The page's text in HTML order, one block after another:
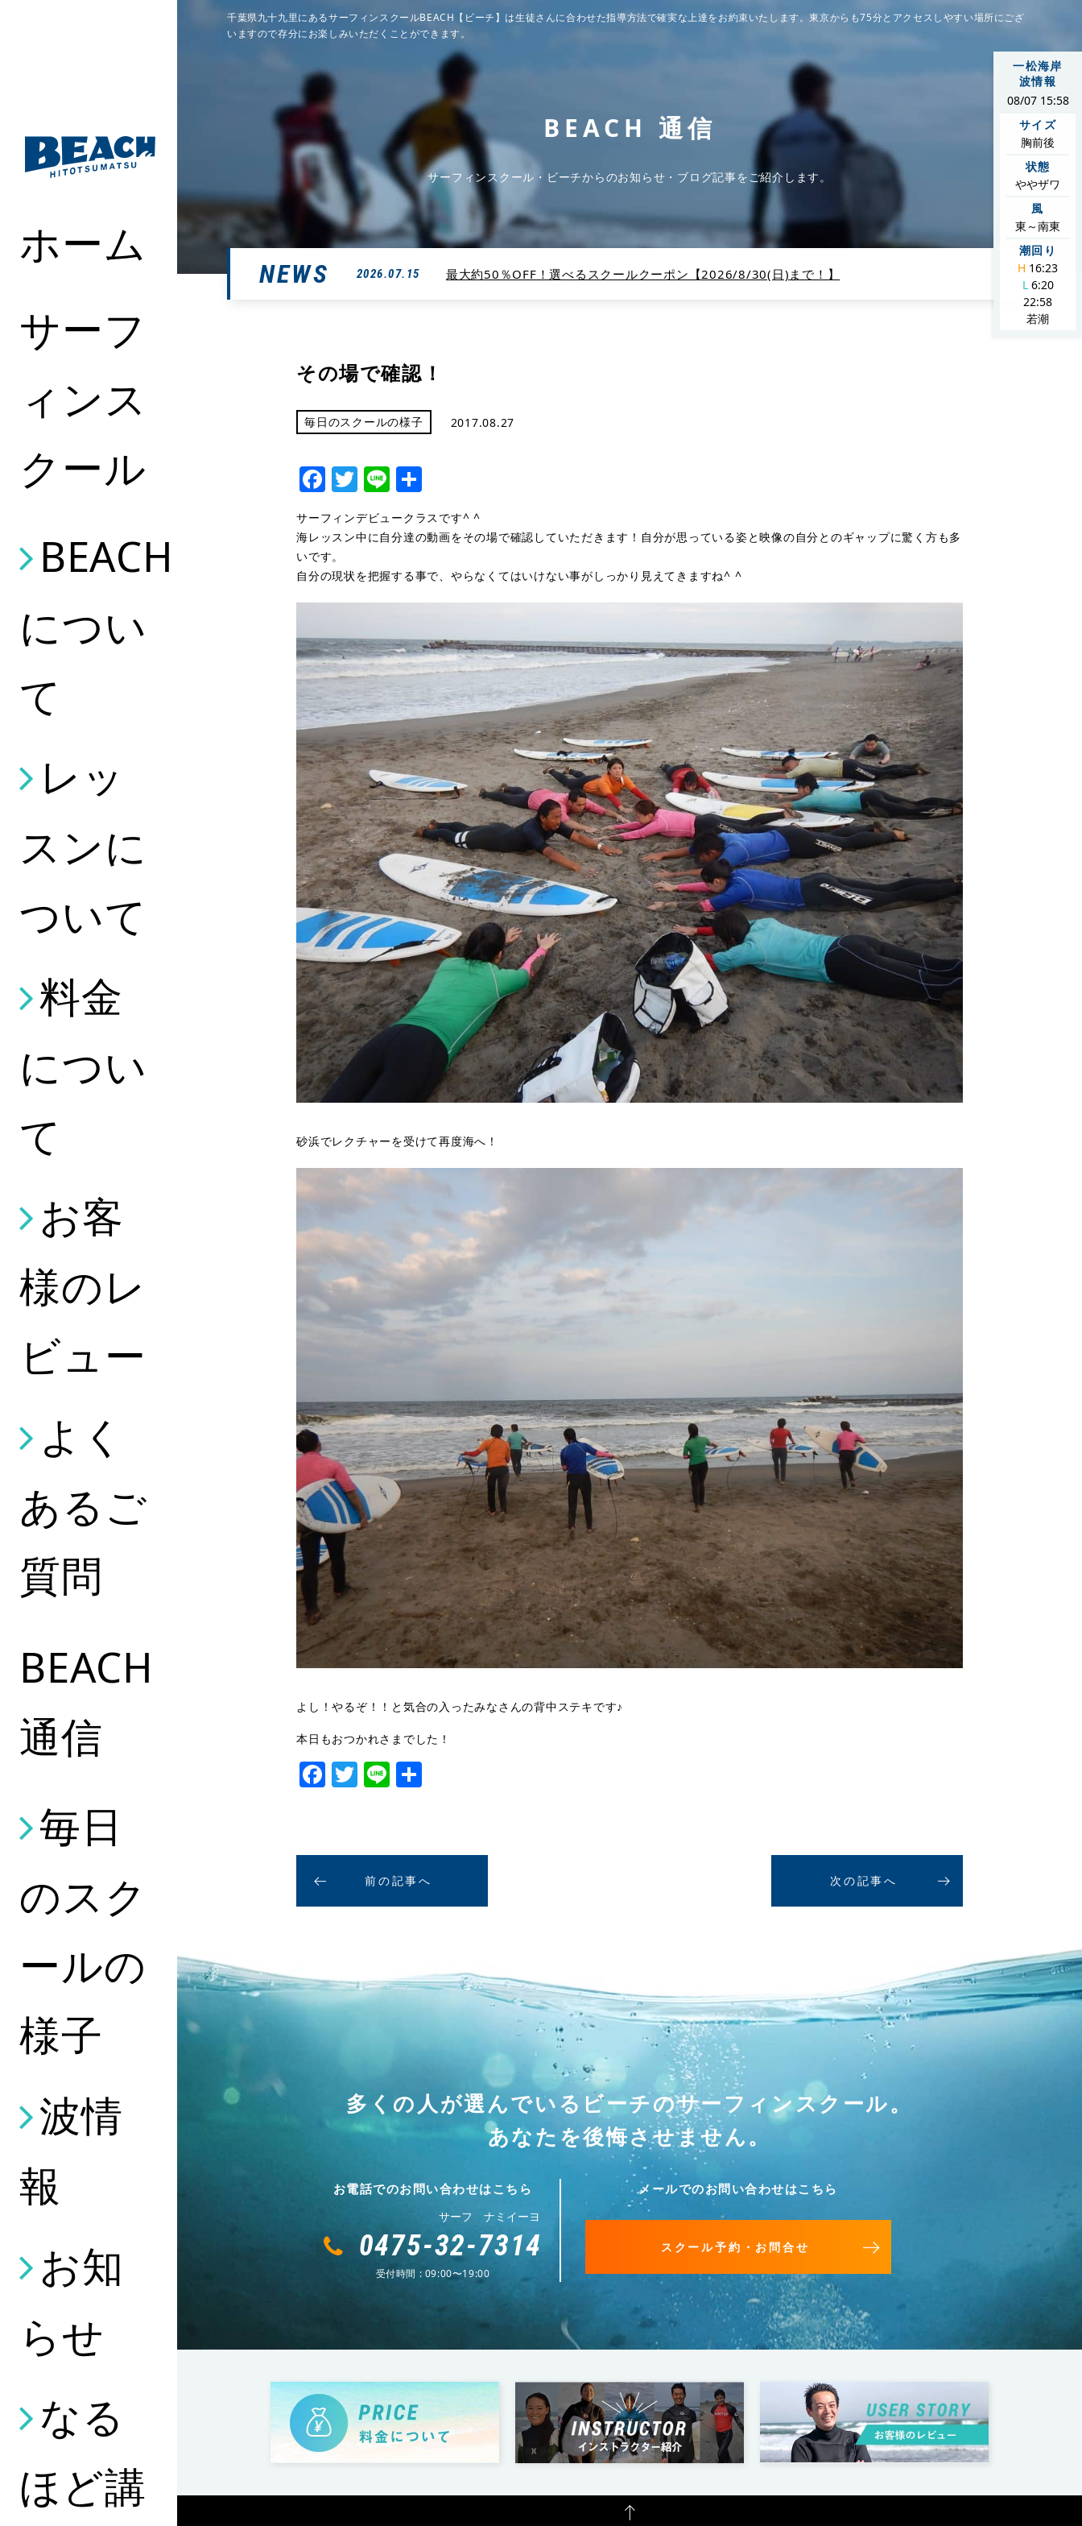
ホーム
サーフ
ィンス
クール
BEACH
につい
て
レッ
スンに
ついて
料金
につい
て
お客
様のレ
ビュー
よく
あるご
質問
BEACH
通信
毎日
のスク
ールの
様子
波情
報
お知
らせ
なる
ほど講
一松海岸
波情報
08/07 15:58
サイズ
胸前後
状態
ややザワ
風
東～南東
潮回り
H 16:23
L6:20
22:58
若潮
千葉県九十九里にあるサーフィンスクールBEACH【ビーチ】は生徒さんに合わせた指導方法で確実な上達をお約束いたします。東京からも75分とアクセスしやすい場所にござ
いますので存分にお楽しみいただくことができます。
BEACH 通信
サーフィンスクール・ビーチからのお知らせ・ブログ記事をご紹介します。
NEWS 2026.07.15 最大約50％OFF！選べるスクールクーポン【2026/8/30(日)まで！】
その場で確認！
毎日のスクールの様子 2017.08.27
Facebook
Twitter
Line
有
サーフィンデビュークラスです^ ^
海レッスン中に自分達の動画をその場で確認していただきます！自分が思っている姿と映像の自分とのギャップに驚く方も多
いです。
自分の現状を把握する事で、やらなくてはいけない事がしっかり見えてきますね^ ^
砂浜でレクチャーを受けて再度海へ！
よし！やるぞ！！と気合の入ったみなさんの背中ステキです♪
本日もおつかれさまでした！
Facebook
Twitter
Line
前の記事へ 次の記事へ
多くの人が選んでいるビーチのサーフィンスクール。
あなたを後悔させません。
お電話でのお問い合わせはこちら
サーフ ナミイーヨ
0475-32-7314
受付時間 : 09:00〜19:00
メールでのお問い合わせはこちら
スクール予約・お問合せ